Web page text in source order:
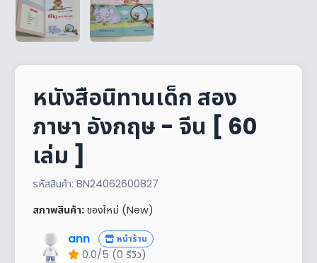
หนังสือนิทานเด็ก สอง
ภาษา อังกฤษ - จีน [ 60
เล่ม ]
รหัสสินค้า: BN24062600827
สภาพสินค้า: ของใหม่ (New)
ann หน้าร้าน
0.0/5 (0 รีวิว)